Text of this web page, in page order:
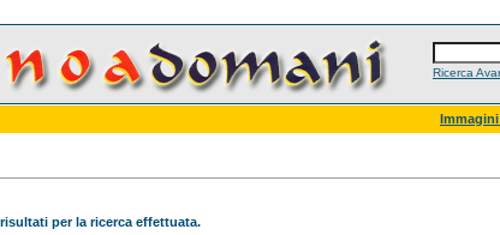
Ricerca
per la ricerca effettuata.